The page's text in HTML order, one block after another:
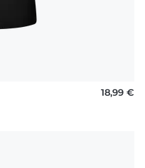
18,99 €